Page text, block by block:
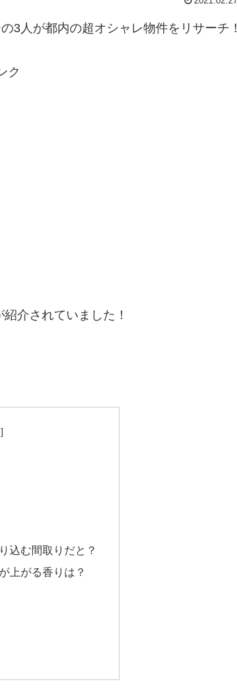
3人が都内の超オシャレ物件をリサーチ！
ク
介されていました！
込む間取りだと？
上がる香りは？